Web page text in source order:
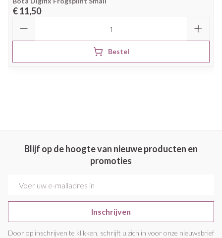
€ 11,50
Bestel
Blijf op de hoogte van nieuwe producten en
promoties
Inschrijven
Door op inschrijven te klikken, schrijft u zich in voor onze nieuwsbrief